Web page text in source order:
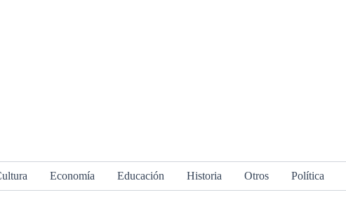
Economía Educación Historia Otros Política